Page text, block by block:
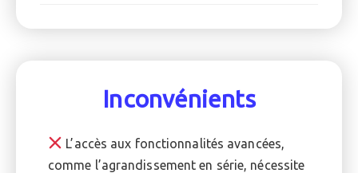
Inconvénients
L’accès aux fonctionnalités avancées,
comme l’agrandissement en série, nécessite